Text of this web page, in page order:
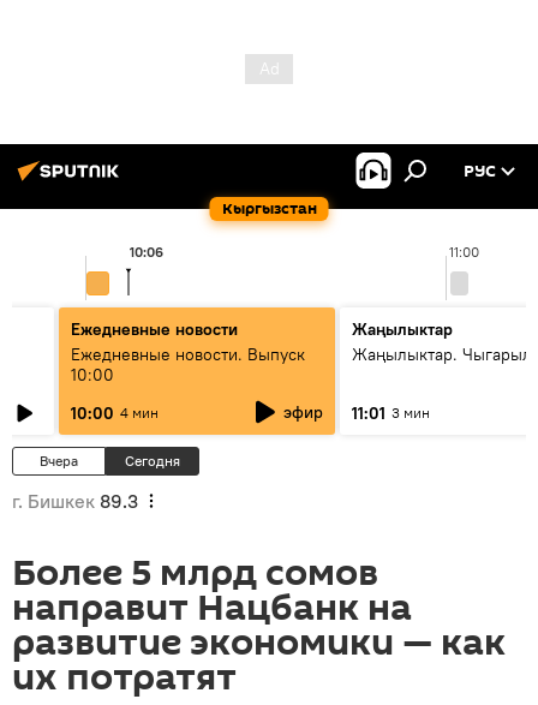
Кыргызстан
РУС
11:00
10:06
Ежедневные новости
Ежедневные новости. Выпуск
10:00
10:00 4 мин эфир
Жаңылыктар
Жаңылыктар.
11:01 3 мин
Вчера Сегодня
г. Бишкек 89.3
Более 5 млрд сомов
направит Нацбанк на
развитие экономики — как
их потратят